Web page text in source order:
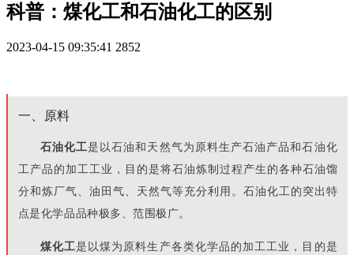
科普：煤化工和石油化工的区别
2023-04-15 09:35:41 2852
一、原料
石油化工是以石油和天然气为原料生产石油产品和石油化
工产品的加工工业，目的是将石油炼制过程产生的各种石油馏
分和炼厂气、油田气、天然气等充分利用。石油化工的突出特
点是化学品品种极多、范围极广。
煤化工是以煤为原料生产各类化学品的加工工业，目的是